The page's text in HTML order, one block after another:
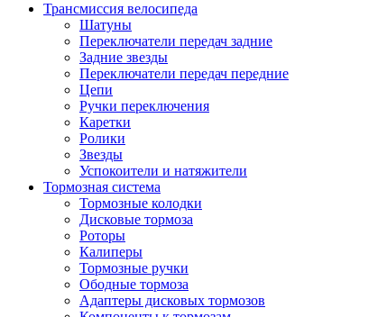
Трансмиссия велосипеда
Шатуны
Переключатели передач задние
Задние звезды
Переключатели передач передние
Цепи
Ручки переключения
Каретки
Ролики
Звезды
Успокоители и натяжители
Тормозная система
Тормозные колодки
Дисковые тормоза
Роторы
Калиперы
Тормозные ручки
Ободные тормоза
Адаптеры дисковых тормозов